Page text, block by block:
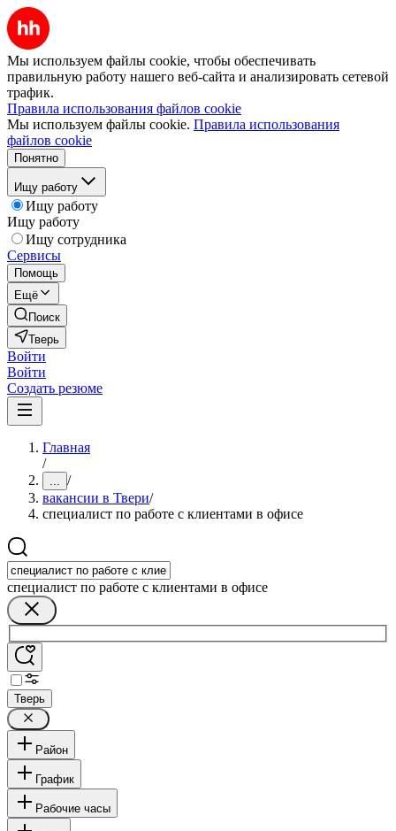
Мы используем файлы cookie, чтобы обеспечивать
правильную работу нашего веб-сайта и анализировать сетевой
трафик.
Правила использования файлов cookie
Мы используем файлы cookie. Правила использования
файлов cookie
Понятно
Ищу работу
Ищу работу
Ищу работу
Ищу сотрудника
Сервисы
Помощь
Ещё
Поиск
Тверь
Войти
Войти
Создать резюме
Главная
/
... /
вакансии в Твери/
специалист по работе с клиентами в офисе
специалист по работе с клиентами в офисе
Тверь
Район
График
Рабочие часы